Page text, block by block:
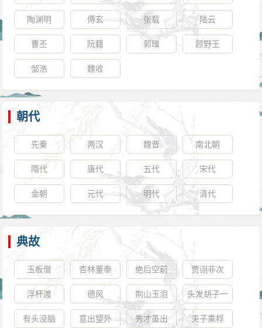
陶渊明 傅玄 张载 陆云
曹丕 阮籍 郭璞 顾野王
邹浩 魏收
朝代
先秦 两汉 魏晋 南北朝
隋代 唐代 五代 宋代
金朝 元代 明代 清代
典故
玉板僧 杏林董奉 绝后空前 贾诩非次
浮杯渡 德风 荆山玉泪
头发胡子一
把抓
有头没脑 意出望外 秀才虽出 夫子乘桴